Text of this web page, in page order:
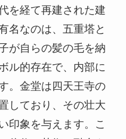
を経て再建された建
名なのは、五重塔と
が自らの髪の毛を納
ル的存在で、内部に
。金堂は四天王寺の
しており、その壮大
印象を与えます。こ